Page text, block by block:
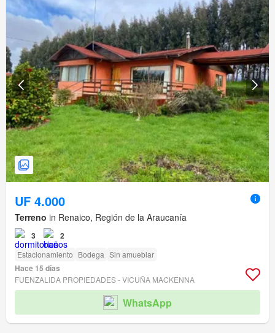
UF 4.000
Terreno in Renaico, Región de la Araucanía
3 2
Estacionamiento Bodega Sin amueblar
Hace 15 días
FUENZALIDA PROPIEDADES - VICUÑA MACKENNA
WhatsApp